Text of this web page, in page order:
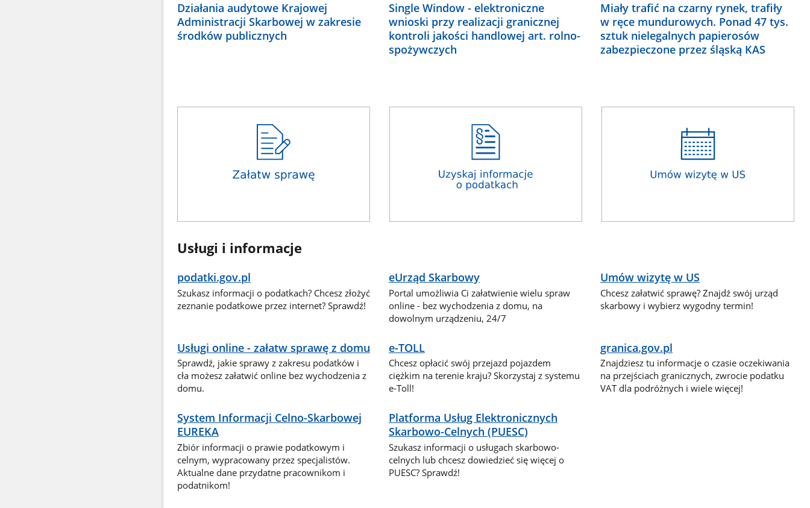
Działania audytowe Krajowej
Administracji Skarbowej w zakresie
środków publicznych
Single Window - elektroniczne
wnioski przy realizacji granicznej
kontroli jakości handlowej art. rolno-
spożywczych
Miały trafić na czarny rynek, trafiły
w ręce mundurowych. Ponad 47 tys.
sztuk nielegalnych papierosów
zabezpieczone przez śląską KAS
Usługi i informacje
podatki.gov.pl
Szukasz informacji o podatkach? Chcesz złożyć
zeznanie podatkowe przez internet? Sprawdź!
eUrząd Skarbowy
Portal umożliwia Ci załatwienie wielu spraw
online - bez wychodzenia z domu, na
dowolnym urządzeniu, 24/7
Umów wizytę w US
Chcesz załatwić sprawę? Znajdź swój urząd
skarbowy i wybierz wygodny termin!
Usługi online - załatw sprawę z domu
Sprawdź, jakie sprawy z zakresu podatków i
cła możesz załatwić online bez wychodzenia z
domu.
e-TOLL
Chcesz opłacić swój przejazd pojazdem
ciężkim na terenie kraju? Skorzystaj z systemu
e-Toll!
granica.gov.pl
Znajdziesz tu informacje o czasie oczekiwania
na przejściach granicznych, zwrocie podatku
VAT dla podróżnych i wiele więcej!
System Informacji Celno-Skarbowej
EUREKA
Zbiór informacji o prawie podatkowym i
celnym, wypracowany przez specjalistów.
Aktualne dane przydatne pracownikom i
podatnikom!
Platforma Usług Elektronicznych
Skarbowo-Celnych (PUESC)
Szukasz informacji o usługach skarbowo-
celnych lub chcesz dowiedzieć się więcej o
PUESC? Sprawdź!